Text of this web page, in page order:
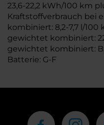
23,6-22,2 kWh/100 km
Kraftstoffverbrauch bei
kombiniert: 8,2-7,7 l/100
gewichtet kombiniert:
gewichtet kombiniert:
Batterie: G-F